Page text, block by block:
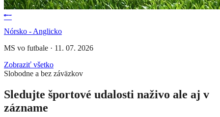
Nórsko - Anglicko
MS vo futbale · 11. 07. 2026
Zobraziť všetko
Slobodne a bez záväzkov
Sledujte športové udalosti naživo ale aj v
zázname